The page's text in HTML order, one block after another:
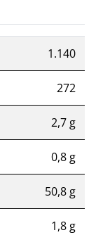
1.140
272
2,7 g
0,8 g
50,8 g
1,8 g